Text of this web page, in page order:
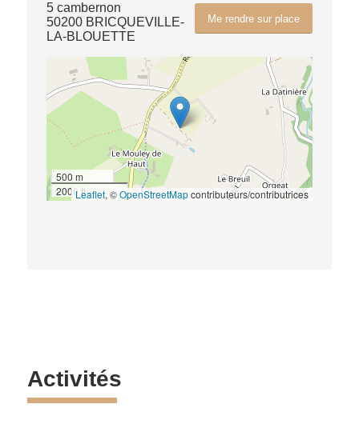
Me rendre sur place
5 cambernon
50200 BRICQUEVILLE-
LA-BLOUETTE
500 m
2000 ftLeaflet, ©OpenStreetMapcontributeurs/contributrices
Activités